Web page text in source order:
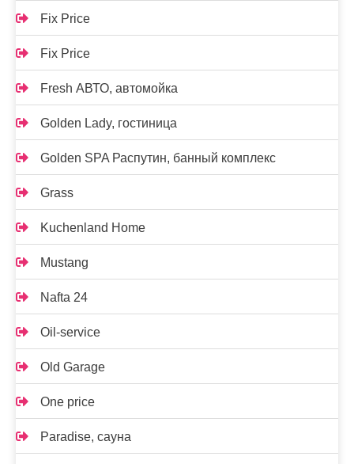
Fix Price
Fix Price
Fresh АВТО, автомойка
Golden Lady, гостиница
Golden SPA Распутин, банный комплекс
Grass
Kuchenland Home
Mustang
Nafta 24
Oil-service
Old Garage
One price
Paradise, сауна